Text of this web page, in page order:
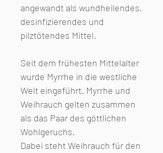
angewandt als wundheilendes,
desinfizierendes und
pilztötendes Mittel.
Seit dem frühesten Mittelalter
wurde Myrrhe in die westliche
Welt eingeführt. Myrrhe und
Weihrauch gelten zusammen
als das Paar des göttlichen
Wohlgeruchs.
Dabei steht Weihrauch für den